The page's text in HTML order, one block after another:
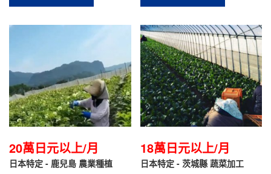
20萬日元以上/月
日本特定 - 鹿兒島 農業種植
18萬日元以上/月
日本特定 - 茨城縣 蔬菜加工